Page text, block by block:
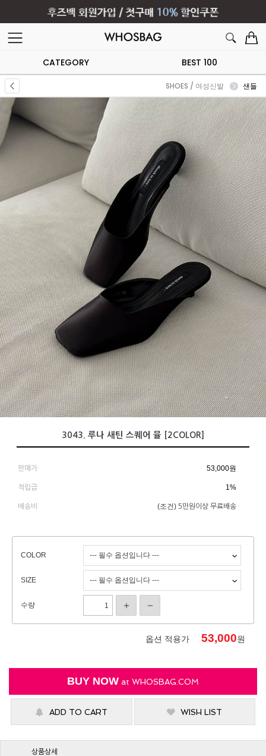
CATEGORY BEST 100
SHOES / 여성신발 샌들
3043. 루나 새틴 스퀘어 뮬 [2COLOR]
판매가 53,000원
적립금 1%
배송비 (조건) 5만원이상 무료배송
COLOR
SIZE
수량
옵션 적용가 53,000원
BUY NOW at WHOSBAG.COM
ADD TO CART WISH LIST
상품상세